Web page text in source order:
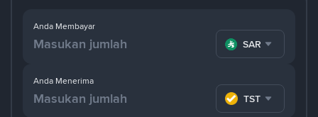
Anda Membayar
SAR
Anda Menerima
TST